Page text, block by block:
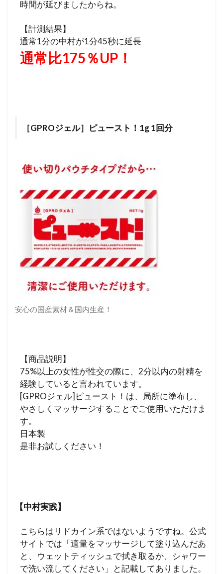
時間が延びましたからね。
【計測結果】
通常1分の中村が1分45秒に延長
通常比175％UP！
［GPROジェル］ピュースト！1g 1回分
安心の国産素材＆国内生産！
【商品説明】
75%以上の女性が性交の際に、2分以内の射精を
経験していると言われています。
[GPROジェル]ピュースト！は、局所に塗布し、
やさしくマッサージすることでご使用いただけま
す。
日本製
是非お試しください！
【中村実践】
こちらはリドカイン系ではないようですね。公式
サイトでは「適量をマッサージして塗り込んだあ
と、ウェットティッシュで拭き取るか、シャワー
で洗い流してください」と記載してありました。